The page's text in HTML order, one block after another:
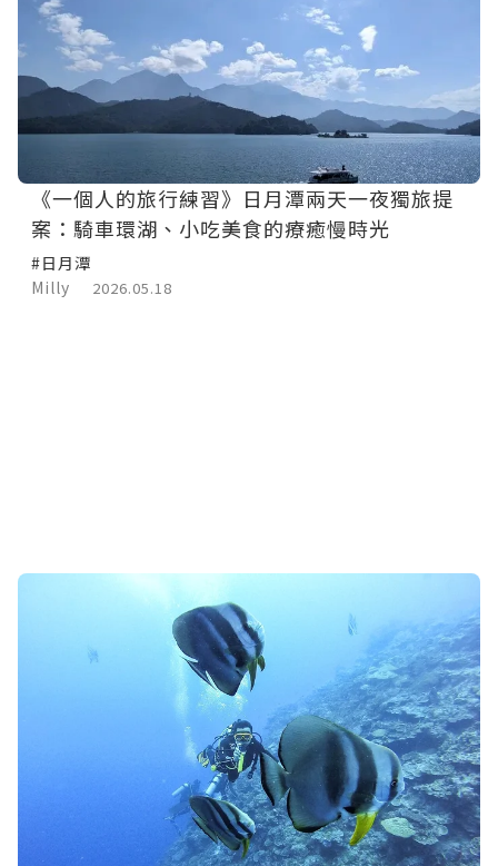
《一個人的旅行練習》日月潭兩天一夜獨旅提
案：騎車環湖、小吃美食的療癒慢時光
#日月潭
Milly
2026.05.18